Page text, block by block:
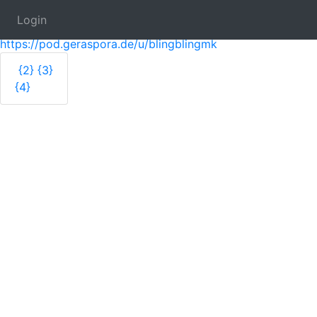
Login
bling bling
https://pod.geraspora.de/u/blingblingmk
{2} {3}
{4}